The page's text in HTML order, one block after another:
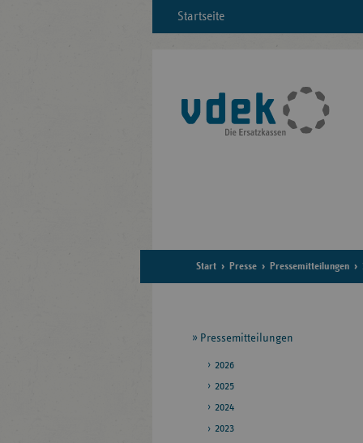
Startseite
Start Presse Pressemitteilungen
Seitennavigation
Pressemitteilungen
2026
2025
2024
2023